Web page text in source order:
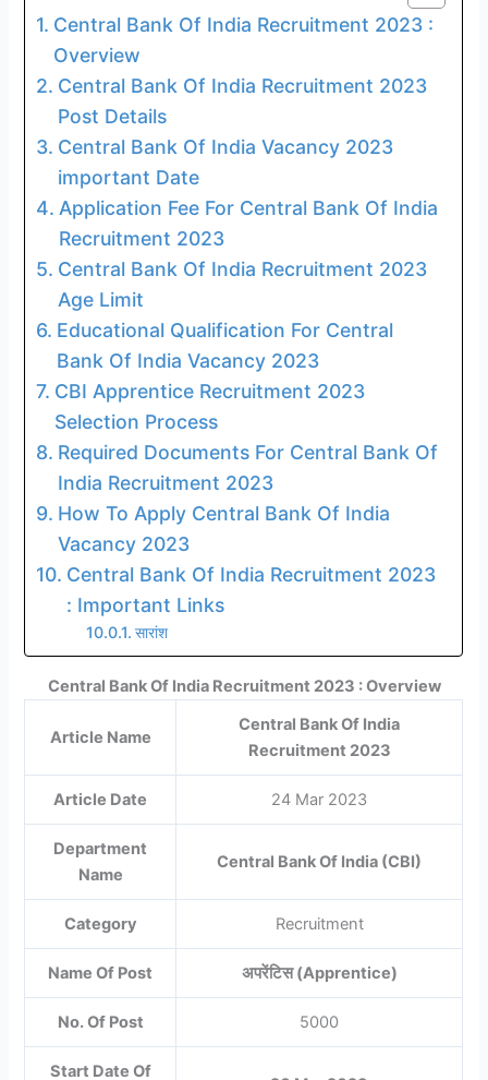
Central Bank Of India Recruitment 2023 :
Overview
Central Bank Of India Recruitment 2023
Post Details
Central Bank Of India Vacancy 2023
important Date
Application Fee For Central Bank Of India
Recruitment 2023
Central Bank Of India Recruitment 2023
Age Limit
Educational Qualification For Central
Bank Of India Vacancy 2023
CBI Apprentice Recruitment 2023
Selection Process
Required Documents For Central Bank Of
India Recruitment 2023
How To Apply Central Bank Of India
Vacancy 2023
Central Bank Of India Recruitment 2023
: Important Links
सारांश
Central Bank Of India Recruitment 2023 : Overview
Article Name
Central Bank Of India
Recruitment 2023
Article Date 24 Mar 2023
Department
Name
Central Bank Of India (CBI)
Category Recruitment
Name Of Post अपरेंटिस (Apprentice)
No. Of Post 5000
Start Date Of